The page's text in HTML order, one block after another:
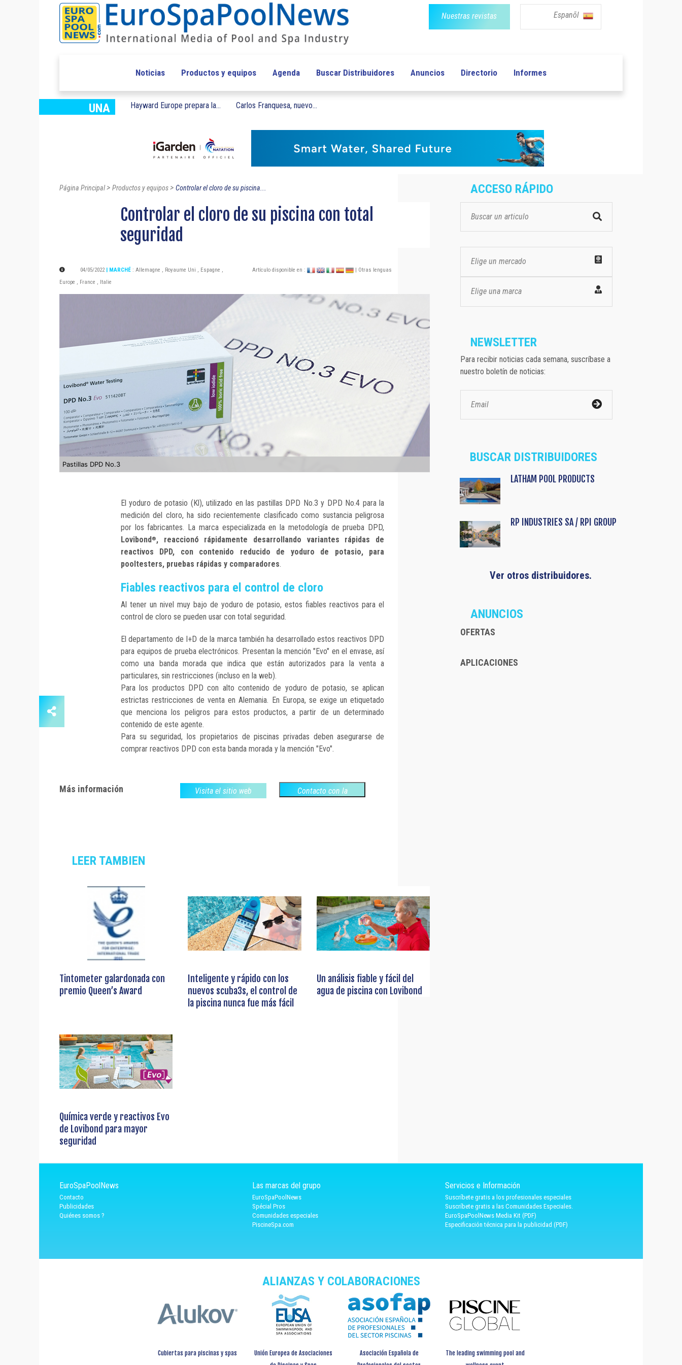
Nuestras revistas Espanõl
Noticias Productos y equipos Agenda Buscar Distribuidores Anuncios Directorio Informes
UNA Hayward Europe prepara la... Carlos Franquesa, nuevo...
Página Principal> Productos y equipos> Controlar el cloro de su piscina...
Controlar el cloro de su piscina con total
seguridad
04/05/2022 | MARCHÉ : Allemagne , Royaume Uni , Espagne ,
Europe , France , Italie
Artículo disponible en : | Otras lenguas
Pastillas DPD No.3
El yoduro de potasio (Kl), utilizado en las pastillas DPD No.3 y DPD No.4 para la
medición del cloro, ha sido recientemente clasificado como sustancia peligrosa
por los fabricantes. La marca especializada en la metodología de prueba DPD,
Lovibond®, reaccionó rápidamente desarrollando variantes rápidas de
reactivos DPD, con contenido reducido de yoduro de potasio, para
pooltesters, pruebas rápidas y comparadores.
Fiables reactivos para el control de cloro
Al tener un nivel muy bajo de yoduro de potasio, estos fiables reactivos para el
control de cloro se pueden usar con total seguridad.
El departamento de I+D de la marca también ha desarrollado estos reactivos DPD
para equipos de prueba electrónicos. Presentan la mención "Evo" en el envase, así
como una banda morada que indica que están autorizados para la venta a
particulares, sin restricciones (incluso en la web).
Para los productos DPD con alto contenido de yoduro de potasio, se aplican
estrictas restricciones de venta en Alemania. En Europa, se exige un etiquetado
que menciona los peligros para estos productos, a partir de un determinado
contenido de este agente.
Para su seguridad, los propietarios de piscinas privadas deben asegurarse de
comprar reactivos DPD con esta banda morada y la mención "Evo".
Más información Visita el sitio web
Contacto con la
LEER TAMBIEN
Tintometer galardonada con
premio Queen’s Award
Inteligente y rápido con los
nuevos scuba3s, el control de
la piscina nunca fue más fácil
Un análisis fiable y fácil del
agua de piscina con Lovibond
Química verde y reactivos Evo
de Lovibond para mayor
seguridad
ACCESO RÁPIDO
Elige un mercado
Elige una marca
NEWSLETTER
Para recibir noticias cada semana, suscríbase a
nuestro boletín de noticias:
BUSCAR DISTRIBUIDORES
LATHAM POOL PRODUCTS
RP INDUSTRIES SA / RPI GROUP
Ver otros distribuidores.
ANUNCIOS
OFERTAS
APLICACIONES
EuroSpaPoolNews
Contacto
Publicidades
Quiénes somos ?
Las marcas del grupo
EuroSpaPoolNews
Spécial Pros
Comunidades especiales
PiscineSpa.com
Servicios e Información
Suscríbete gratis a los profesionales especiales
Suscríbete gratis a las Comunidades Especiales.
EuroSpaPoolNews Media Kit (PDF)
Especificación técnica para la publicidad (PDF)
ALIANZAS Y COLABORACIONES
Cubiertas para piscinas y spas
Unión Europea de Asociaciones
Asociación Española de
The leading swimming pool and